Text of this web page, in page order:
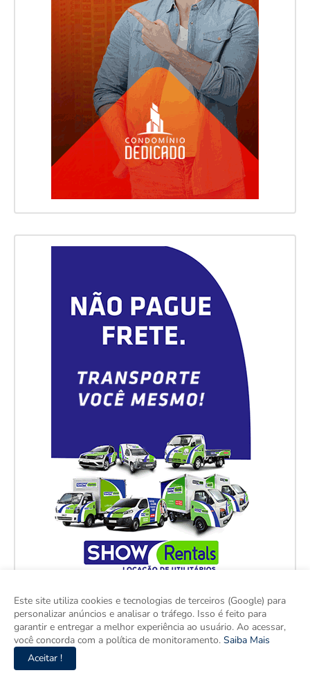
Este site utiliza cookies e tecnologias de terceiros (Google) para
personalizar anúncios e analisar o tráfego. Isso é feito para
garantir e entregar a melhor experiência ao usuário. Ao acessar,
você concorda com a política de monitoramento. Saiba Mais
Aceitar !